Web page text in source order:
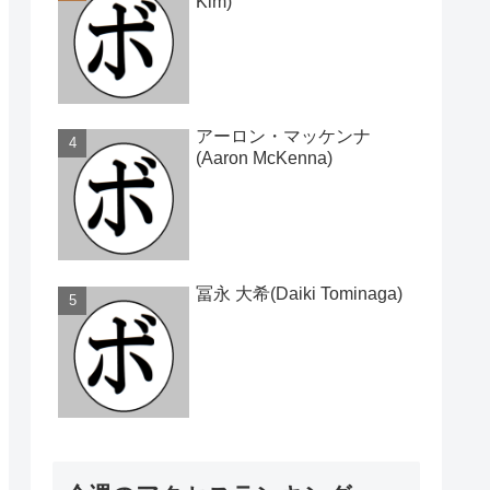
アーロン・マッケンナ
(Aaron McKenna)
冨永 大希(Daiki Tominaga)